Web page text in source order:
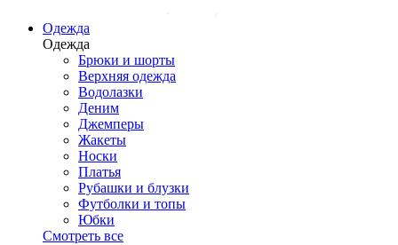
Одежда
Одежда
Брюки и шорты
Верхняя одежда
Водолазки
Деним
Джемперы
Жакеты
Носки
Платья
Рубашки и блузки
Футболки и топы
Юбки
Смотреть все